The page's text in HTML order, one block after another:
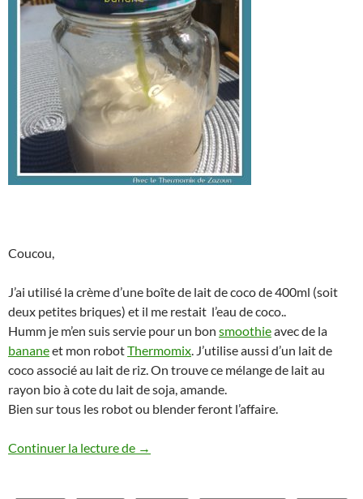
Coucou,
J’ai utilisé la crème d’une boîte de lait de coco de 400ml (soit
deux petites briques) et il me restait l’eau de coco..
Humm je m’en suis servie pour un bon smoothieavec de la
bananeet mon robotThermomix. J’utilise aussi d’un lait de
coco associé au lait de riz. On trouve ce mélange de lait au
rayon bio à cote du lait de soja, amande.
Bien sur tous les robot ou blender feront l’affaire.
Continuer la lecture de Smothie coco banane Thermomix
→